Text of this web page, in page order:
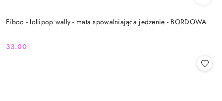
Fiboo - lollipop wally - mata spowalniająca jedzenie - BORDOWA
Cena:
33.00